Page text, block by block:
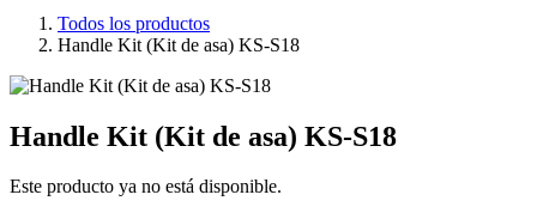
Todos los productos
Handle Kit (Kit de asa) KS-S18
Handle Kit (Kit de asa) KS-S18
Este producto ya no está disponible.